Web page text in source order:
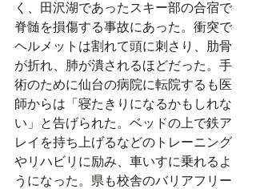
く、田沢湖であったスキー部の合宿で
脊髄を損傷する事故にあった。衝突で
ヘルメットは割れて頭に刺さり、肋骨
が折れ、肺が潰されるほどだった。手
術のために仙台の病院に転院するも医
師からは「寝たきりになるかもしれな
い」と告げられた。ベッドの上で鉄ア
レイを持ち上げるなどのトレーニング
やリハビリに励み、車いすに乗れるよ
うになった。県も校舎のバリアフリー